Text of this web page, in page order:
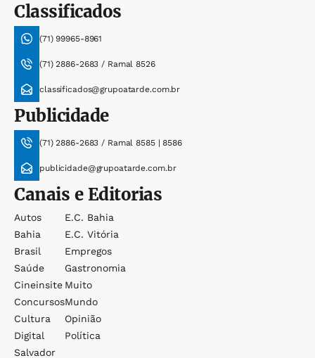
Classificados
(71) 99965-8961
(71) 2886-2683 / Ramal 8526
classificados@grupoatarde.com.br
Publicidade
(71) 2886-2683 / Ramal 8585 | 8586
publicidade@grupoatarde.com.br
Canais e Editorias
Autos
Bahia
Brasil
Saúde
Cineinsite
Concursos
Cultura
Digital
Salvador
E.c. Bahia
E.c. Vitória
Empregos
Gastronomia
Muito
Mundo
Opinião
Política